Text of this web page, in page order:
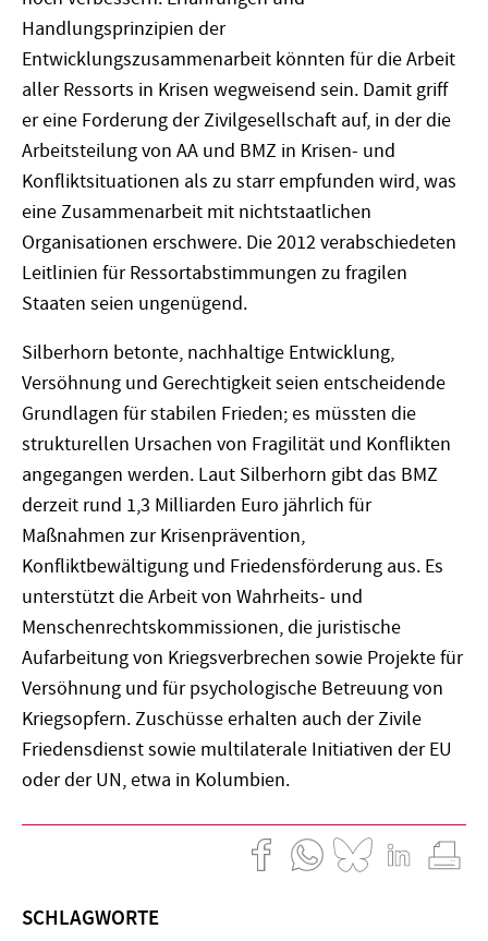
Handlungsprinzipien der
Entwicklungszusammenarbeit könnten für die Arbeit
aller Ressorts in Krisen wegweisend sein. Damit griff
er eine Forderung der Zivilgesellschaft auf, in der die
Arbeitsteilung von AA und BMZ in Krisen- und
Konfliktsituationen als zu starr empfunden wird, was
eine Zusammenarbeit mit nichtstaatlichen
Organisationen erschwere. Die 2012 verabschiedeten
Leitlinien für Ressortabstimmungen zu fragilen
Staaten seien ungenügend.
Silberhorn betonte, nachhaltige Entwicklung,
Versöhnung und Gerechtigkeit seien entscheidende
Grundlagen für stabilen Frieden; es müssten die
strukturellen Ursachen von Fragilität und Konflikten
angegangen werden. Laut Silberhorn gibt das BMZ
derzeit rund 1,3 Milliarden Euro jährlich für
Maßnahmen zur Krisenprävention,
Konfliktbewältigung und Friedensförderung aus. Es
unterstützt die Arbeit von Wahrheits- und
Menschenrechtskommissionen, die juristische
Aufarbeitung von Kriegsverbrechen sowie Projekte für
Versöhnung und für psychologische Betreuung von
Kriegsopfern. Zuschüsse erhalten auch der Zivile
Friedensdienst sowie multilaterale Initiativen der EU
oder der UN, etwa in Kolumbien.
SCHLAGWORTE